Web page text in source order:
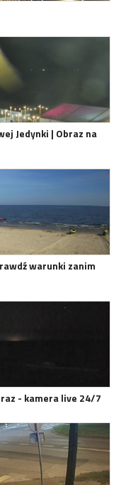
Jedynki | Obraz na
warunki zanim
- kamera live 24/7